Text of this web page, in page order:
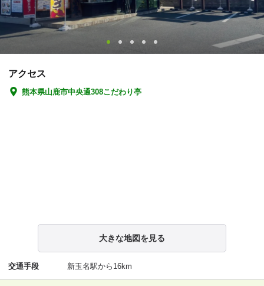
アクセス
熊本県山鹿市中央通308こだわり亭
大きな地図を見る
交通手段 新玉名駅から16km